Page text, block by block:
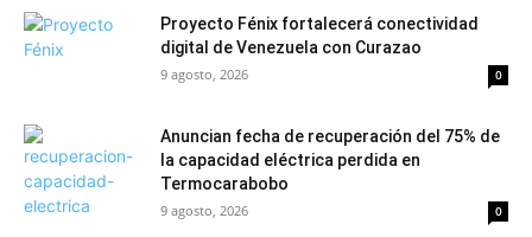
Proyecto Fénix fortalecerá conectividad
digital de Venezuela con Curazao
9 agosto, 2026 0
Anuncian fecha de recuperación del 75% de
la capacidad eléctrica perdida en
Termocarabobo
9 agosto, 2026 0